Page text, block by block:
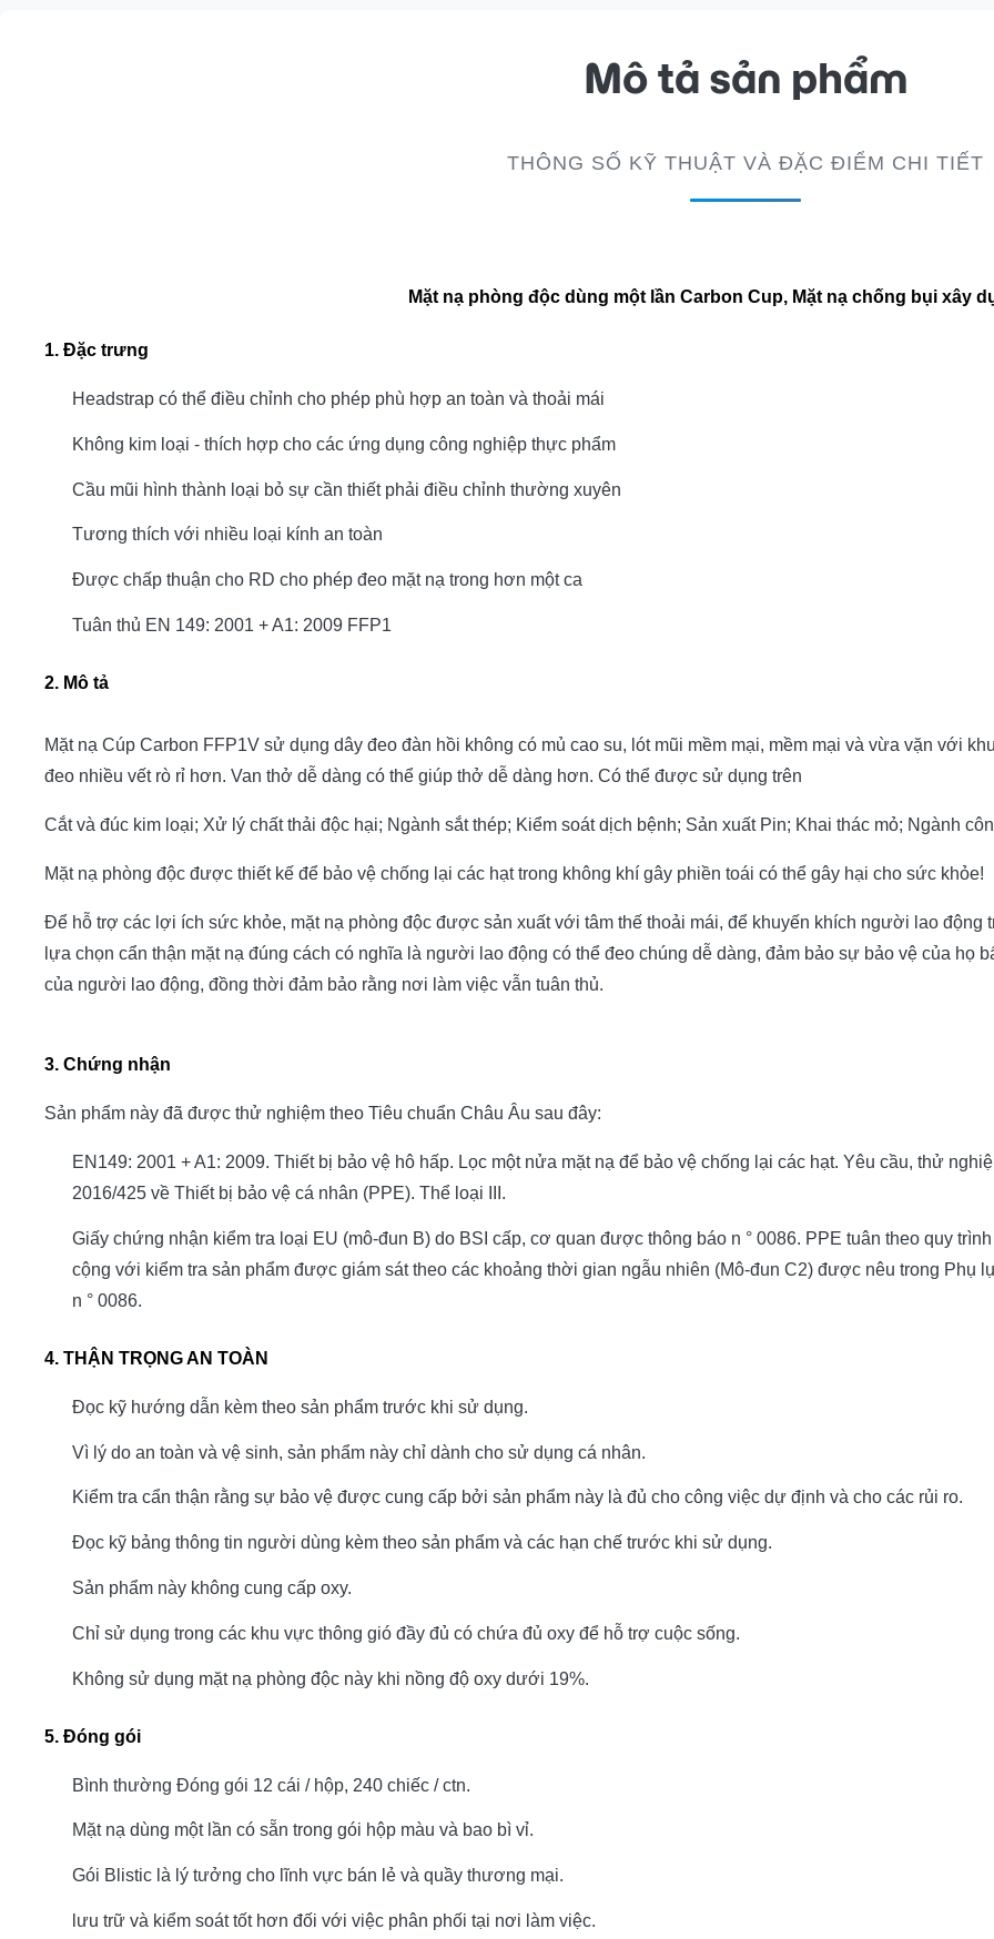
Mô tả sản phẩm
THÔNG SỐ KỸ THUẬT VÀ ĐẶC ĐIỂM CHI TIẾT
Mặt nạ phòng độc dùng một lần Carbon Cup, Mặt nạ chống bụi xây
1. Đặc trưng
Headstrap có thể điều chỉnh cho phép phù hợp an toàn và thoải mái
Không kim loại - thích hợp cho các ứng dụng công nghiệp thực phẩm
Cầu mũi hình thành loại bỏ sự cần thiết phải điều chỉnh thường xuyên
Tương thích với nhiều loại kính an toàn
Được chấp thuận cho RD cho phép đeo mặt nạ trong hơn một ca
Tuân thủ EN 149: 2001 + A1: 2009 FFP1
2. Mô tả
Mặt nạ Cúp Carbon FFP1V sử dụng dây đeo đàn hồi không có mủ cao su, lót mũi mềm mại, mềm mại và vừa vặn với
đeo nhiều vết rò rỉ hơn. Van thở dễ dàng có thể giúp thở dễ dàng hơn. Có thể được sử dụng trên
Cắt và đúc kim loại; Xử lý chất thải độc hại; Ngành sắt thép; Kiểm soát dịch bệnh; Sản xuất Pin; Khai thác mỏ; Ngành
Mặt nạ phòng độc được thiết kế để bảo vệ chống lại các hạt trong không khí gây phiền toái có thể gây hại cho sức khỏe!
Để hỗ trợ các lợi ích sức khỏe, mặt nạ phòng độc được sản xuất với tâm thế thoải mái, để khuyến khích người lao động
lựa chọn cẩn thận mặt nạ đúng cách có nghĩa là người lao động có thể đeo chúng dễ dàng, đảm bảo sự bảo vệ của họ
của người lao động, đồng thời đảm bảo rằng nơi làm việc vẫn tuân thủ.
3. Chứng nhận
Sản phẩm này đã được thử nghiệm theo Tiêu chuẩn Châu Âu sau đây:
EN149: 2001 + A1: 2009. Thiết bị bảo vệ hô hấp. Lọc một nửa mặt nạ để bảo vệ chống lại các hạt. Yêu cầu, thử
2016/425 về Thiết bị bảo vệ cá nhân (PPE). Thể loại III.
Giấy chứng nhận kiểm tra loại EU (mô-đun B) do BSI cấp, cơ quan được thông báo n ° 0086. PPE tuân theo quy
cộng với kiểm tra sản phẩm được giám sát theo các khoảng thời gian ngẫu nhiên (Mô-đun C2) được nêu trong Phụ
n ° 0086.
4. THẬN TRỌNG AN TOÀN
Đọc kỹ hướng dẫn kèm theo sản phẩm trước khi sử dụng.
Vì lý do an toàn và vệ sinh, sản phẩm này chỉ dành cho sử dụng cá nhân.
Kiểm tra cẩn thận rằng sự bảo vệ được cung cấp bởi sản phẩm này là đủ cho công việc dự định và cho các rủi ro.
Đọc kỹ bảng thông tin người dùng kèm theo sản phẩm và các hạn chế trước khi sử dụng.
Sản phẩm này không cung cấp oxy.
Chỉ sử dụng trong các khu vực thông gió đầy đủ có chứa đủ oxy để hỗ trợ cuộc sống.
Không sử dụng mặt nạ phòng độc này khi nồng độ oxy dưới 19%.
5. Đóng gói
Bình thường Đóng gói 12 cái / hộp, 240 chiếc / ctn.
Mặt nạ dùng một lần có sẵn trong gói hộp màu và bao bì vỉ.
Gói Blistic là lý tưởng cho lĩnh vực bán lẻ và quầy thương mại.
lưu trữ và kiểm soát tốt hơn đối với việc phân phối tại nơi làm việc.